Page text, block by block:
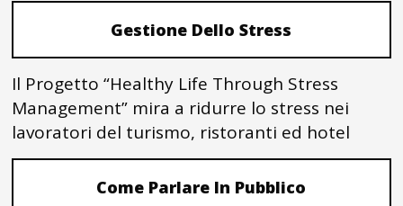
Gestione Dello Stress
Il Progetto “Healthy Life Through Stress
Management” mira a ridurre lo stress nei
lavoratori del turismo, ristoranti ed hotel
Come Parlare In Pubblico